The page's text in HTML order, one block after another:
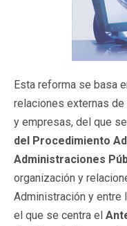
Esta reforma se basa
relaciones externas
y empresas, del que
del Procedimiento
Administraciones
organización y
Administración y entre
el que se centra el